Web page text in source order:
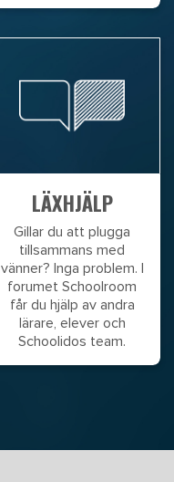
LÄXHJÄLP
Gillar du att plugga
tillsammans med
vänner? Inga problem. I
forumet Schoolroom
får du hjälp av andra
lärare, elever och
Schoolidos team.